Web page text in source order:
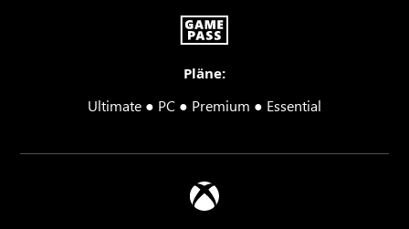
Pläne:
Ultimate ● PC ● Premium ● Essential